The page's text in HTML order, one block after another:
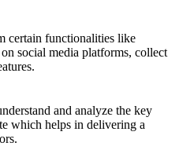
certain functionalities like
social media platforms, collect
and analyze the key
which helps in delivering a